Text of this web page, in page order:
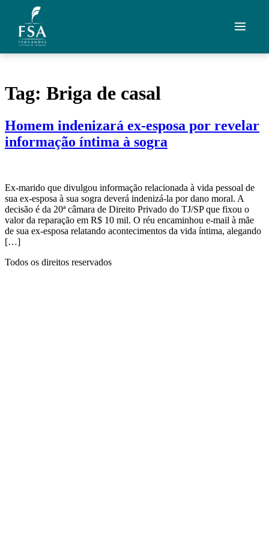
Ir para o conteúdo
Áreas de Atuação
Artigos
Contato
Fale com um advogado
Tag: Briga de casal
Homem indenizará ex-esposa por revelar
informação íntima à sogra
Ex-marido que divulgou informação relacionada à vida pessoal de
sua ex-esposa à sua sogra deverá indenizá-la por dano moral. A
decisão é da 20ª câmara de Direito Privado do TJ/SP que fixou o
valor da reparação em R$ 10 mil. O réu encaminhou e-mail à mãe
de sua ex-esposa relatando acontecimentos da vida íntima, alegando
[…]
Todos os direitos reservados